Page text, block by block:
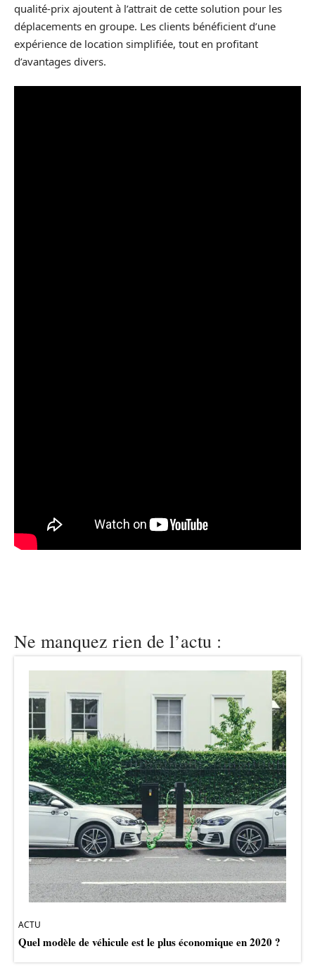
qualité-prix ajoutent à l’attrait de cette solution pour les
déplacements en groupe. Les clients bénéficient d’une
expérience de location simplifiée, tout en profitant
d’avantages divers.
Ne manquez rien de l’actu :
ACTU
Quel modèle de véhicule est le plus économique en 2020 ?